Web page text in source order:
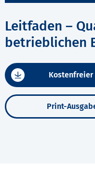
Leitfaden –
betrieblichen
Kostenfreier
Print-